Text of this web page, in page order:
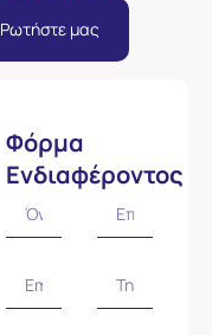
Ρωτήστε μας
Φόρμα
Ενδιαφέροντος